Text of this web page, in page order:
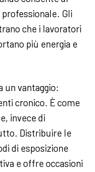
Gli
che i lavoratori
più energia e
un vantaggio:
cronico. È come
invece di
Distribuire le
di esposizione
e offre occasioni